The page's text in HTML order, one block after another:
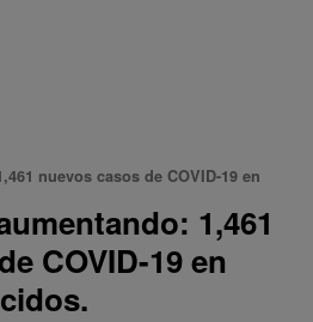
nuevos casos de COVID-19 en
1,461
COVID-19 en